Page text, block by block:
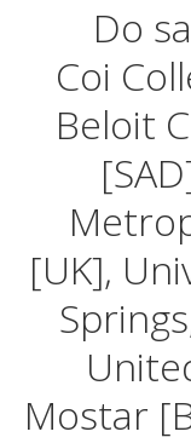
Do
Coi
Beloit
[UK],
Mostar